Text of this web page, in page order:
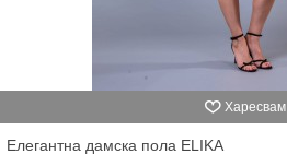
Харесвам
Елегантна дамска пола ELIKA